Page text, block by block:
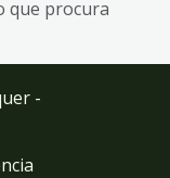
que procura
-